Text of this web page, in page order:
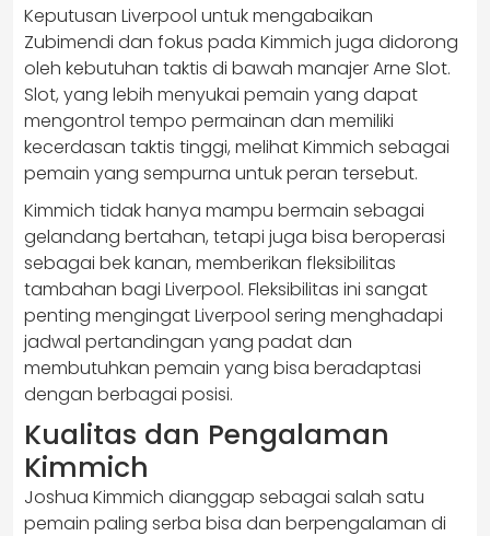
Keputusan Liverpool untuk mengabaikan
Zubimendi dan fokus pada Kimmich juga didorong
oleh kebutuhan taktis di bawah manajer Arne Slot.
Slot, yang lebih menyukai pemain yang dapat
mengontrol tempo permainan dan memiliki
kecerdasan taktis tinggi, melihat Kimmich sebagai
pemain yang sempurna untuk peran tersebut.
Kimmich tidak hanya mampu bermain sebagai
gelandang bertahan, tetapi juga bisa beroperasi
sebagai bek kanan, memberikan fleksibilitas
tambahan bagi Liverpool. Fleksibilitas ini sangat
penting mengingat Liverpool sering menghadapi
jadwal pertandingan yang padat dan
membutuhkan pemain yang bisa beradaptasi
dengan berbagai posisi.
Kualitas dan Pengalaman
Kimmich
Joshua Kimmich dianggap sebagai salah satu
pemain paling serba bisa dan berpengalaman di